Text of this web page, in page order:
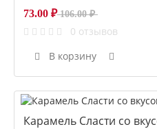
106.00 ₽
73.00 ₽
0 отзывов
В корзину
Карамель Сласти со